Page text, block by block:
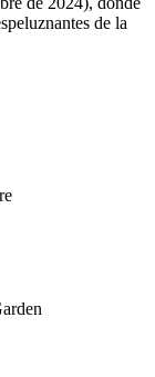
de la